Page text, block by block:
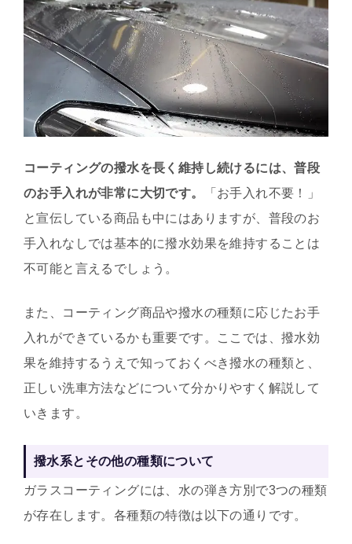
コーティングの撥水を長く維持し続けるには、普段
のお手入れが非常に大切です。
「お手入れ不要！」
と宣伝している商品も中にはありますが、普段のお
手入れなしでは基本的に撥水効果を維持することは
不可能と言えるでしょう。
また、コーティング商品や撥水の種類に応じたお手
入れができているかも重要です。ここでは、撥水効
果を維持するうえで知っておくべき撥水の種類と、
正しい洗車方法などについて分かりやすく解説して
いきます。
撥水系とその他の種類について
ガラスコーティングには、水の弾き方別で3つの種類
が存在します。各種類の特徴は以下の通りです。